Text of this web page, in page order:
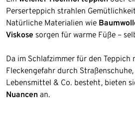
Perserteppich strahlen
Natürliche Materialien wie
Viskose sorgen für warme Füße –
Da im Schlafzimmer für den Teppich
Fleckengefahr durch
Lebensmittel & Co. besteht, bieten
Nuancen an.